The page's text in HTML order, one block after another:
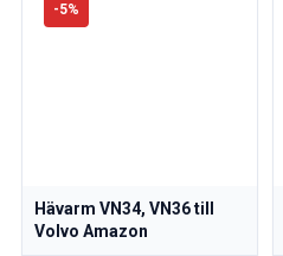
-5%
Hävarm VN34, VN36 till
Volvo Amazon